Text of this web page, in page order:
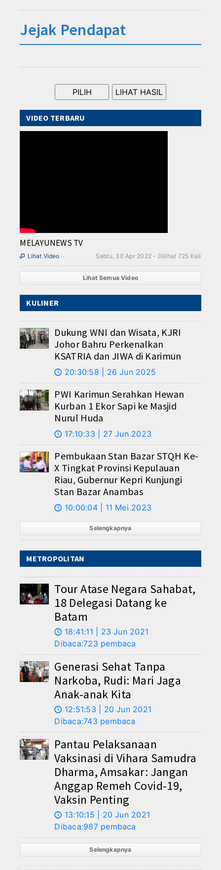
Jejak Pendapat
VIDEO TERBARU
MELAYUNEWS TV
Sabtu, 30 Apr 2022 - Dilihat 725 Kali
 Lihat Video
Lihat Semua Video
KULINER
Dukung WNI dan Wisata, KJRI
Johor Bahru Perkenalkan
KSATRIA dan JIWA di Karimun
🕔 20:30:58 | 26 Jun 2025
PWI Karimun Serahkan Hewan
Kurban 1 Ekor Sapi ke Masjid
Nurul Huda
🕔 17:10:33 | 27 Jun 2023
Pembukaan Stan Bazar STQH Ke-
X Tingkat Provinsi Kepulauan
Riau, Gubernur Kepri Kunjungi
Stan Bazar Anambas
🕔 10:00:04 | 11 Mei 2023
Selengkapnya
METROPOLITAN
Tour Atase Negara Sahabat,
18 Delegasi Datang ke
Batam
🕔 18:41:11 | 23 Jun 2021
Dibaca:723 pembaca
Generasi Sehat Tanpa
Narkoba, Rudi: Mari Jaga
Anak-anak Kita
🕔 12:51:53 | 20 Jun 2021
Dibaca:743 pembaca
Pantau Pelaksanaan
Vaksinasi di Vihara Samudra
Dharma, Amsakar: Jangan
Anggap Remeh Covid-19,
Vaksin Penting
🕔 13:10:15 | 20 Jun 2021
Dibaca:987 pembaca
Selengkapnya